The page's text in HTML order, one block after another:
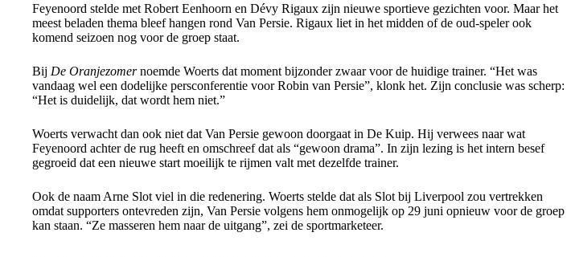
Feyenoord stelde met Robert Eenhoorn en Dévy Rigaux zijn nieuwe sportieve gezichten voor. Maar het
meest beladen thema bleef hangen rond Van Persie. Rigaux liet in het midden of de oud-speler ook
komend seizoen nog voor de groep staat.
Bij De Oranjezomernoemde Woerts dat moment bijzonder zwaar voor de huidige trainer. “Het was
vandaag wel een dodelijke persconferentie voor Robin van Persie”, klonk het. Zijn conclusie was scherp:
“Het is duidelijk, dat wordt hem niet.”
Woerts verwacht dan ook niet dat Van Persie gewoon doorgaat in De Kuip. Hij verwees naar wat
Feyenoord achter de rug heeft en omschreef dat als “gewoon drama”. In zijn lezing is het intern besef
gegroeid dat een nieuwe start moeilijk te rijmen valt met dezelfde trainer.
Ook de naam Arne Slot viel in die redenering. Woerts stelde dat als Slot bij Liverpool zou vertrekken
omdat supporters ontevreden zijn, Van Persie volgens hem onmogelijk op 29 juni opnieuw voor de groep
kan staan. “Ze masseren hem naar de uitgang”, zei de sportmarketeer.